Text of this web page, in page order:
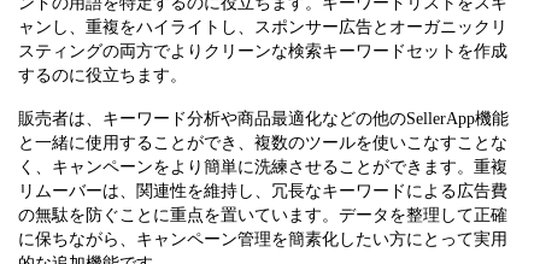
ャンし、重複をハイライトし、スポンサー広告とオーガニックリ
スティングの両方でよりクリーンな検索キーワードセットを作成
するのに役立ちます。
販売者は、キーワード分析や商品最適化などの他のSellerApp機能
と一緒に使用することができ、複数のツールを使いこなすことな
く、キャンペーンをより簡単に洗練させることができます。重複
リムーバーは、関連性を維持し、冗長なキーワードによる広告費
の無駄を防ぐことに重点を置いています。データを整理して正確
に保ちながら、キャンペーン管理を簡素化したい方にとって実用